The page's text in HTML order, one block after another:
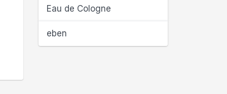
Eau de Cologne
eben